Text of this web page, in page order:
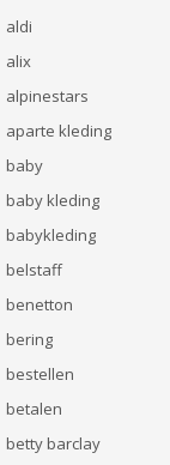
aldi
alix
alpinestars
aparte kleding
baby
baby kleding
babykleding
belstaff
benetton
bering
bestellen
betalen
betty barclay